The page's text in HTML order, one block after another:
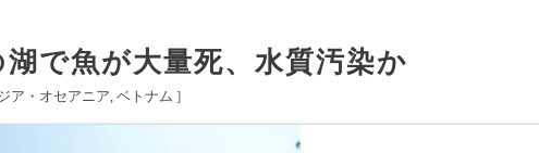
で魚が大量死、水質汚染か
ア・オセアニア ベトナム ]